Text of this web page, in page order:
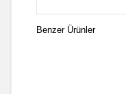
Benzer Ürünler